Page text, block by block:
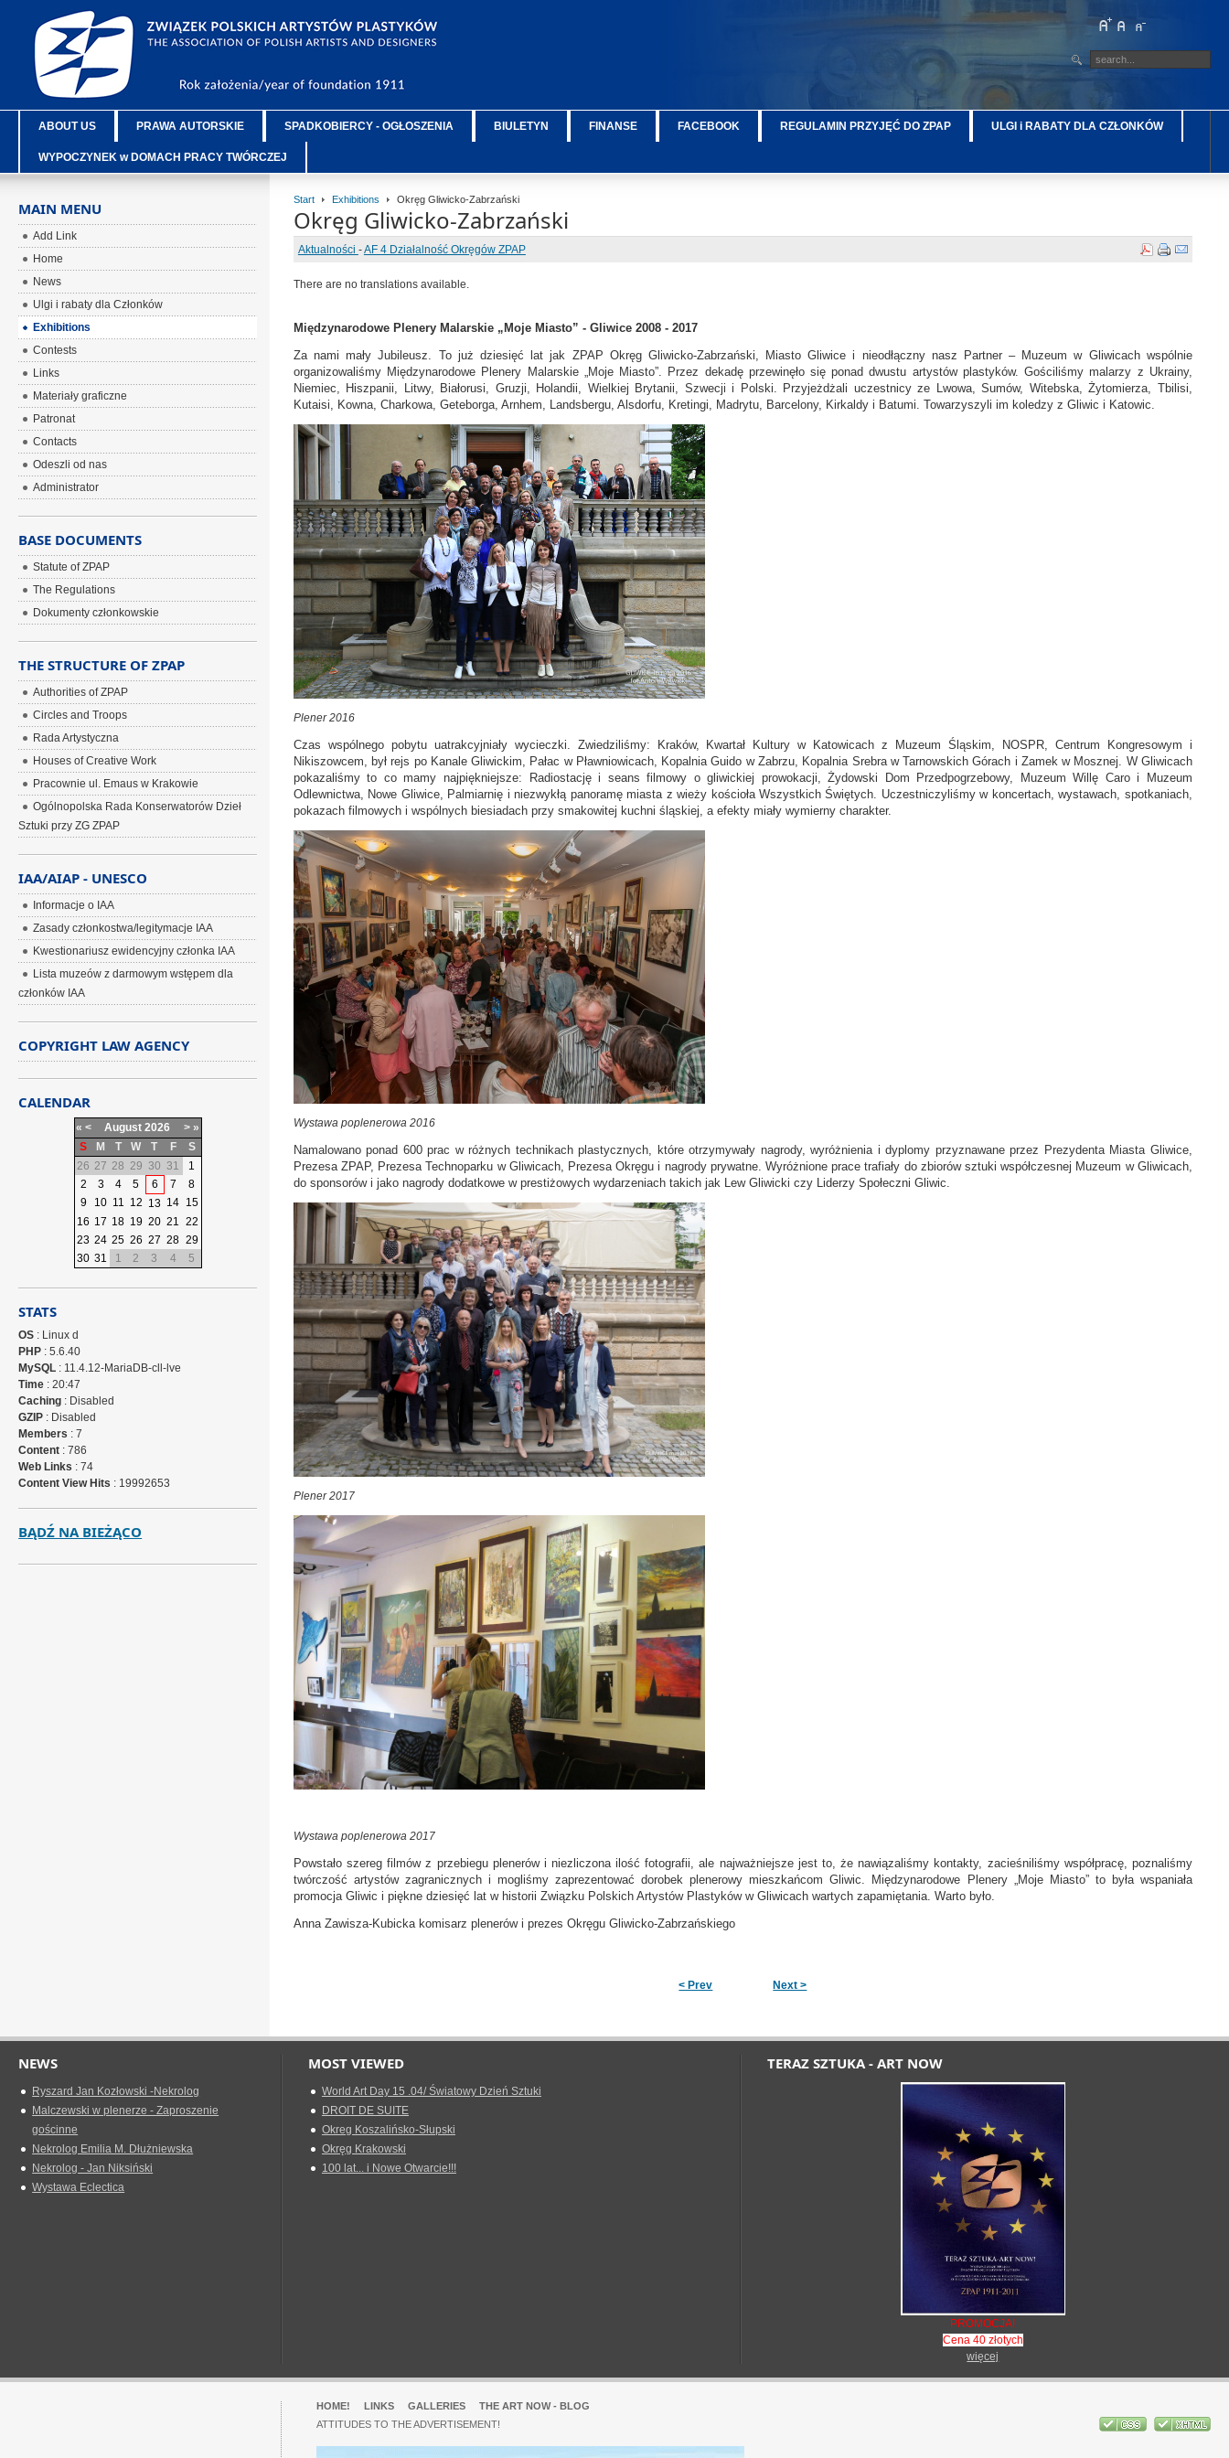
ABOUT US PRAWA AUTORSKIE SPADKOBIERCY - OGŁOSZENIA BIULETYN FINANSE FACEBOOK REGULAMIN PRZYJĘĆ DO ZPAP ULGI i RABATY DLA CZŁONKÓW
WYPOCZYNEK w DOMACH PRACY TWÓRCZEJ
Start Exhibitions Okręg Gliwicko-Zabrzański
Okręg Gliwicko-Zabrzański
Aktualności -AF 4 Działalność Okręgów ZPAP
There are no translations available.
Międzynarodowe Plenery Malarskie „Moje Miasto” - Gliwice 2008 - 2017
Za nami mały Jubileusz. To już dziesięć lat jak ZPAP Okręg Gliwicko-Zabrzański, Miasto Gliwice i nieodłączny nasz Partner – Muzeum w Gliwicach wspólnie
organizowaliśmy Międzynarodowe Plenery Malarskie „Moje Miasto”. Przez dekadę przewinęło się ponad dwustu artystów plastyków. Gościliśmy malarzy z Ukrainy,
Niemiec, Hiszpanii, Litwy, Białorusi, Gruzji, Holandii, Wielkiej Brytanii, Szwecji i Polski. Przyjeżdżali uczestnicy ze Lwowa, Sumów, Witebska, Żytomierza, Tbilisi,
Kutaisi, Kowna, Charkowa, Geteborga, Arnhem, Landsbergu, Alsdorfu, Kretingi, Madrytu, Barcelony, Kirkaldy i Batumi. Towarzyszyli im koledzy z Gliwic i Katowic.
Plener 2016
Czas wspólnego pobytu uatrakcyjniały wycieczki. Zwiedziliśmy: Kraków, Kwartał Kultury w Katowicach z Muzeum Śląskim, NOSPR, Centrum Kongresowym i
Nikiszowcem, był rejs po Kanale Gliwickim, Pałac w Pławniowicach, Kopalnia Guido w Zabrzu, Kopalnia Srebra w Tarnowskich Górach i Zamek w Mosznej. W Gliwicach
pokazaliśmy to co mamy najpiękniejsze: Radiostację i seans filmowy o gliwickiej prowokacji, Żydowski Dom Przedpogrzebowy, Muzeum Willę Caro i Muzeum
Odlewnictwa, Nowe Gliwice, Palmiarnię i niezwykłą panoramę miasta z wieży kościoła Wszystkich Świętych. Uczestniczyliśmy w koncertach, wystawach, spotkaniach,
pokazach filmowych i wspólnych biesiadach przy smakowitej kuchni śląskiej, a efekty miały wymierny charakter.
Wystawa poplenerowa 2016
Namalowano ponad 600 prac w różnych technikach plastycznych, które otrzymywały nagrody, wyróżnienia i dyplomy przyznawane przez Prezydenta Miasta Gliwice,
Prezesa ZPAP, Prezesa Technoparku w Gliwicach, Prezesa Okręgu i nagrody prywatne. Wyróżnione prace trafiały do zbiorów sztuki współczesnej Muzeum w Gliwicach,
do sponsorów i jako nagrody dodatkowe w prestiżowych wydarzeniach takich jak Lew Gliwicki czy Liderzy Społeczni Gliwic.
Plener 2017
Wystawa poplenerowa 2017
Powstało szereg filmów z przebiegu plenerów i niezliczona ilość fotografii, ale najważniejsze jest to, że nawiązaliśmy kontakty, zacieśniliśmy współpracę, poznaliśmy
twórczość artystów zagranicznych i mogliśmy zaprezentować dorobek plenerowy mieszkańcom Gliwic. Międzynarodowe Plenery „Moje Miasto” to była wspaniała
promocja Gliwic i piękne dziesięć lat w historii Związku Polskich Artystów Plastyków w Gliwicach wartych zapamiętania. Warto było.
Anna Zawisza-Kubicka komisarz plenerów i prezes Okręgu Gliwicko-Zabrzańskiego
< Prev Next >
MAIN MENU
Add Link
Home
News
Ulgi i rabaty dla Członków
Exhibitions
Contests
Links
Materiały graficzne
Patronat
Contacts
Odeszli od nas
Administrator
BASE DOCUMENTS
Statute of ZPAP
The Regulations
Dokumenty członkowskie
THE STRUCTURE OF ZPAP
Authorities of ZPAP
Circles and Troops
Rada Artystyczna
Houses of Creative Work
Pracownie ul. Emaus w Krakowie
Ogólnopolska Rada Konserwatorów Dzieł
Sztuki przy ZG ZPAP
IAA/AIAP - UNESCO
Informacje o IAA
Zasady członkostwa/legitymacje IAA
Kwestionariusz ewidencyjny członka IAA
Lista muzeów z darmowym wstępem dla
członków IAA
COPYRIGHT LAW AGENCY
CALENDAR
« < August 2026 > »
S
M T W T F
S
26 27 28 29 30 31
1
2
3 4 5 6 7
8
9
10 11 12 13 14 15
16 17 18 19 20 21 22
23 24 25 26 27 28 29
30 31 1 2 3 4 5
STATS
OS : Linux d
PHP : 5.6.40
MySQL : 11.4.12-MariaDB-cll-lve
Time : 20:47
Caching : Disabled
GZIP : Disabled
Members : 7
Content : 786
Web Links : 74
Content View Hits : 19992653
BĄDŹ NA BIEŻĄCO
NEWS
Ryszard Jan Kozłowski -Nekrolog
Malczewski w plenerze - Zaproszenie
gościnne
Nekrolog Emilia M. Dłużniewska
Nekrolog - Jan Niksiński
Wystawa Eclectica
MOST VIEWED
World Art Day 15 .04/ Światowy Dzień Sztuki
DROIT DE SUITE
Okreg Koszalińsko-Słupski
Okręg Krakowski
100 lat... i Nowe Otwarcie!!!
TERAZ SZTUKA - ART NOW
PROMOCJA!
Cena 40 złotych
więcej
HOME! LINKS GALLERIES
THE ART NOW - BLOG
ATTITUDES TO THE ADVERTISEMENT!